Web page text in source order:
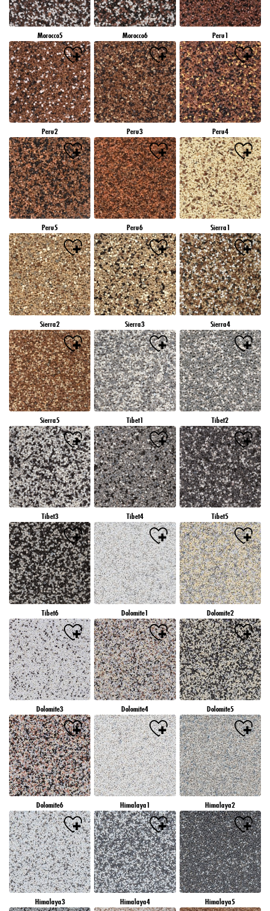
Morocco5 Morocco6 Peru1
Peru2 Peru3 Peru4
Peru5 Peru6 Sierra1
Sierra2 Sierra3 Sierra4
Sierra5 Tibet1 Tibet2
Tibet3 Tibet4 Tibet5
Tibet6 Dolomite1 Dolomite2
Dolomite3 Dolomite4 Dolomite5
Dolomite6 Himalaya1 Himalaya2
Himalaya3 Himalaya4 Himalaya5